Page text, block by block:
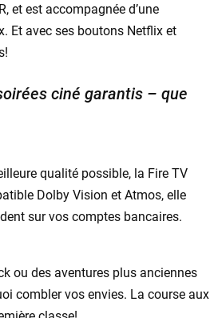
et est accompagnée d’une
Et avec ses boutons Netflix et
ciné garantis – que
qualité possible, la Fire TV
Dolby Vision et Atmos, elle
sur vos comptes bancaires.
ou des aventures plus anciennes
combler vos envies. La course aux